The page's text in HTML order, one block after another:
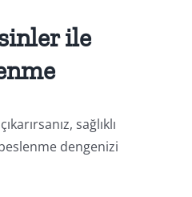
ile
sağlıklı
dengenizi